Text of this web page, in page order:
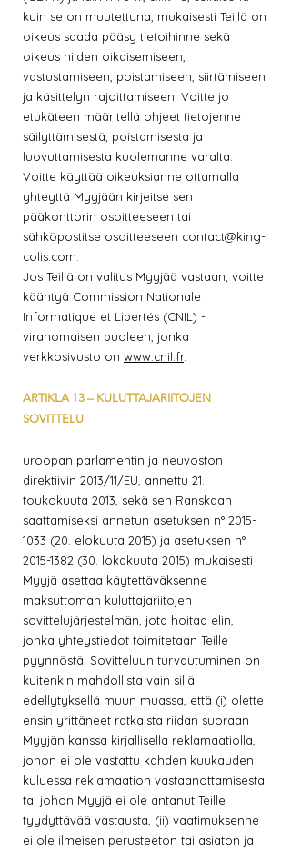
kuin se on muutettuna, mukaisesti Teillä on
oikeus saada pääsy tietoihinne sekä
oikeus niiden oikaisemiseen,
vastustamiseen, poistamiseen, siirtämiseen
ja käsittelyn rajoittamiseen. Voitte jo
etukäteen määritellä ohjeet tietojenne
säilyttämisestä, poistamisesta ja
luovuttamisesta kuolemanne varalta.
Voitte käyttää oikeuksianne ottamalla
yhteyttä Myyjään kirjeitse sen
pääkonttorin osoitteeseen tai
sähköpostitse osoitteeseen contact@king-
colis.com.
Jos Teillä on valitus Myyjää vastaan, voitte
kääntyä Commission Nationale
Informatique et Libertés (CNIL) -
viranomaisen puoleen, jonka
verkkosivusto on www.cnil.fr.
ARTIKLA 13 – KULUTTAJARIITOJEN
SOVITTELU
uroopan parlamentin ja neuvoston
direktiivin 2013/11/EU, annettu 21.
toukokuuta 2013, sekä sen Ranskaan
saattamiseksi annetun asetuksen n° 2015-
1033 (20. elokuuta 2015) ja asetuksen n°
2015-1382 (30. lokakuuta 2015) mukaisesti
Myyjä asettaa käytettäväksenne
maksuttoman kuluttajariitojen
sovittelujärjestelmän, jota hoitaa elin,
jonka yhteystiedot toimitetaan Teille
pyynnöstä. Sovitteluun turvautuminen on
kuitenkin mahdollista vain sillä
edellytyksellä muun muassa, että (i) olette
ensin yrittäneet ratkaista riidan suoraan
Myyjän kanssa kirjallisella reklamaatiolla,
johon ei ole vastattu kahden kuukauden
kuluessa reklamaation vastaanottamisesta
tai johon Myyjä ei ole antanut Teille
tyydyttävää vastausta, (ii) vaatimuksenne
ei ole ilmeisen perusteeton tai asiaton ja